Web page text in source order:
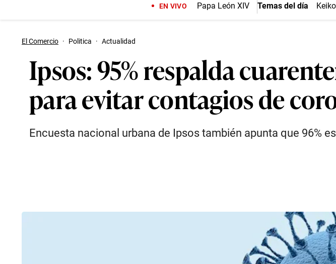
EN VIVO Papa León XIV Temas del día
El Comercio · Politica · Actualidad
Ipsos: 95% respalda
para evitar contagios de
Encuesta nacional urbana de Ipsos también apunta que 96%